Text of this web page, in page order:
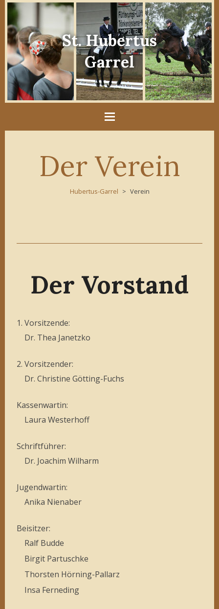
St. Hubertus
Garrel
Der Verein
Hubertus-Garrel Verein
Der Vorstand
1. Vorsitzende:
Dr. Thea Janetzko
2. Vorsitzender:
Dr. Christine Götting-Fuchs
Kassenwartin:
Laura Westerhoff
Schriftführer:
Dr. Joachim Wilharm
Jugendwartin:
Anika Nienaber
Beisitzer:
Ralf Budde
Birgit Partuschke
Thorsten Hörning-Pallarz
Insa Ferneding